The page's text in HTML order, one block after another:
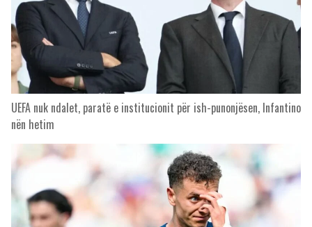
UEFA nuk ndalet, paratë e institucionit për ish-punonjësen, Infantino
nën hetim